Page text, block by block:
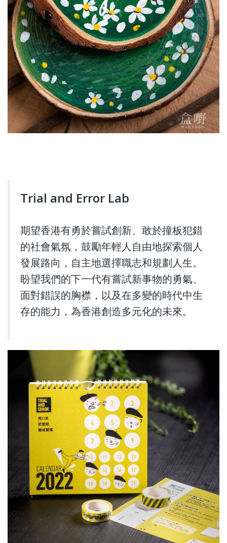
Trial and Error Lab
期望香港有勇於嘗試創新、敢於撞板犯錯
的社會氣氛，鼓勵年輕人自由地探索個人
發展路向，自主地選擇職志和規劃人生。
盼望我們的下一代有嘗試新事物的勇氣、
面對錯誤的胸襟，以及在多變的時代中生
存的能力，為香港創造多元化的未來。